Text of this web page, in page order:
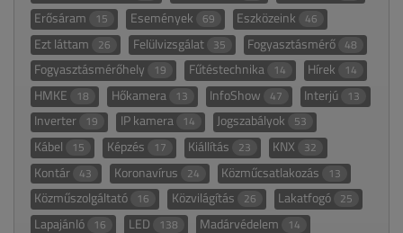
Erősáram 15 Események 69 Eszközeink 46
Ezt láttam 26 Felülvizsgálat 35 Fogyasztásmérő 48
Fogyasztásmérőhely 19 Fűtéstechnika 14 Hírek 14
HMKE 18 Hőkamera 13 InfoShow 47 Interjú 13
Inverter 19 IP kamera 14 Jogszabályok 53
Kábel 15 Képzés 17 Kiállítás 23 KNX 32
Kontár 43 Koronavírus 24 Közműcsatlakozás 13
Közműszolgáltató 16 Közvilágítás 26 Lakatfogó 25
Lapajánló 16 LED 138 Madárvédelem 14